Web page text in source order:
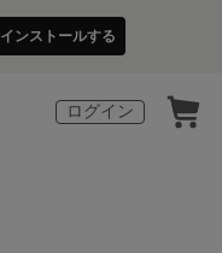
インストールする
ログイン